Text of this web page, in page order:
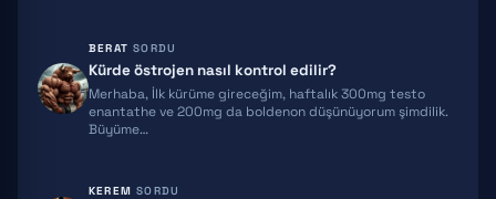
TB500
TRIPTORELIN
BERAT SORDU
Kürde östrojen nasıl kontrol edilir?
Merhaba, İlk kürüme gireceğim, haftalık 300mg testo
enantathe ve 200mg da boldenon düşünüyorum şimdilik.
Büyüme…
KEREM SORDU